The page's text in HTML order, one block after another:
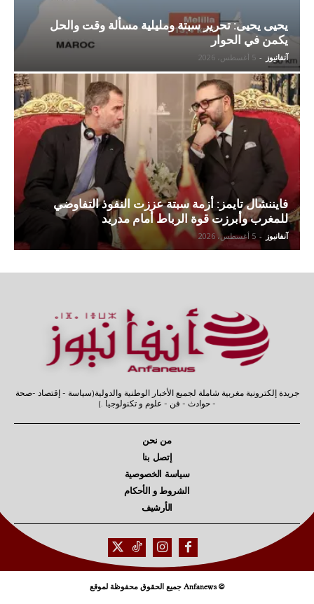
يحيى يحيى: تحرير سبتة ومليلية مسألة وقت والحل
يكمن في الحوار
آنفانيوز - 5 أغسطس، 2026
فايننشال تايمز: أزمة سبتة عززت النفوذ التفاوضي
للمغرب وأبرزت قوة الرباط أمام مدريد
آنفانيوز - 5 أغسطس، 2026
جريدة إلكترونية مغربية شاملة لجميع الأخبار الوطنية والدولية(سياسة - إقتصاد -صحة
- حوادث - فن - علوم و تكنولوجيا .)
من نحن
إتصل بنا
سياسة الخصوصية
الشروط و الأحكام
الأرشيف
© Anfanews جميع الحقوق محفوظة لموقع